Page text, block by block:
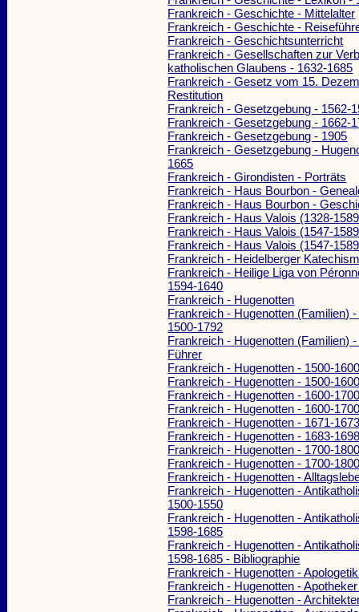
Frankreich - Geschichte - Mittelalter
Frankreich - Geschichte -
Frankreich - Geschichtsunterricht
Frankreich - Gesellschaften zur
katholischen Glaubens - 1632-1685
Frankreich - Gesetz vom 15.
Restitution
Frankreich - Gesetzgebung - 1562-
Frankreich - Gesetzgebung - 1662-
Frankreich - Gesetzgebung - 1905
Frankreich - Gesetzgebung -
1665
Frankreich - Girondisten - Porträts
Frankreich - Haus Bourbon -
Frankreich - Haus Bourbon -
Frankreich - Haus Valois (1328-
Frankreich - Haus Valois (1547-
Frankreich - Haus Valois (1547-
Frankreich - Heidelberger
Frankreich - Heilige Liga von
1594-1640
Frankreich - Hugenotten
Frankreich - Hugenotten (Familien)
1500-1792
Frankreich - Hugenotten (Familien)
Führer
Frankreich - Hugenotten - 1500-
Frankreich - Hugenotten - 1500-
Frankreich - Hugenotten - 1600-
Frankreich - Hugenotten - 1600-
Frankreich - Hugenotten - 1671-
Frankreich - Hugenotten - 1683-
Frankreich - Hugenotten - 1700-
Frankreich - Hugenotten - 1700-
Frankreich - Hugenotten -
Frankreich - Hugenotten -
1500-1550
Frankreich - Hugenotten -
1598-1685
Frankreich - Hugenotten -
1598-1685 - Bibliographie
Frankreich - Hugenotten -
Frankreich - Hugenotten -
Frankreich - Hugenotten -